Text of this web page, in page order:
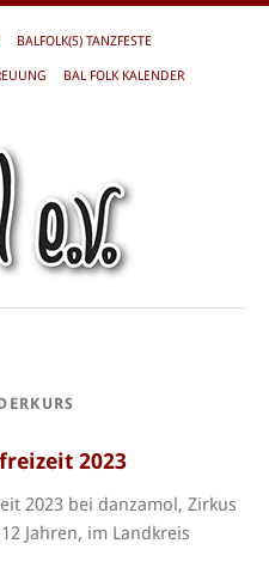
BALFOLK(S) TANZFESTE
BAL FOLK KALENDER
2023
2023 bei danzamol, Zirkus
Jahren, im Landkreis